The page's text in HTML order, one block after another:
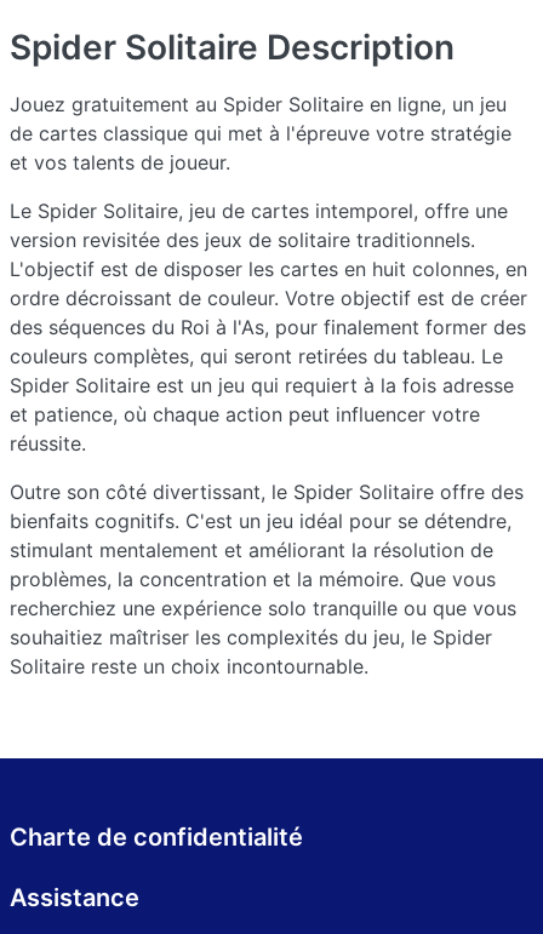
Spider Solitaire Description
Jouez gratuitement au Spider Solitaire en ligne, un jeu
de cartes classique qui met à l'épreuve votre stratégie
et vos talents de joueur.
Le Spider Solitaire, jeu de cartes intemporel, offre une
version revisitée des jeux de solitaire traditionnels.
L'objectif est de disposer les cartes en huit colonnes, en
ordre décroissant de couleur. Votre objectif est de créer
des séquences du Roi à l'As, pour finalement former des
couleurs complètes, qui seront retirées du tableau. Le
Spider Solitaire est un jeu qui requiert à la fois adresse
et patience, où chaque action peut influencer votre
réussite.
Outre son côté divertissant, le Spider Solitaire offre des
bienfaits cognitifs. C'est un jeu idéal pour se détendre,
stimulant mentalement et améliorant la résolution de
problèmes, la concentration et la mémoire. Que vous
recherchiez une expérience solo tranquille ou que vous
souhaitiez maîtriser les complexités du jeu, le Spider
Solitaire reste un choix incontournable.
Charte de confidentialité
Assistance